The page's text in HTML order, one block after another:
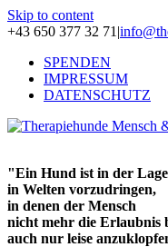
Skip to content
+43 650 377 32 71 |
SPENDEN
IMPRESSUM
DATENSCHUTZ
"Ein Hund ist in der Lage
in Welten vorzudringen,
in denen der Mensch
nicht mehr die Erlaubnis
auch nur leise